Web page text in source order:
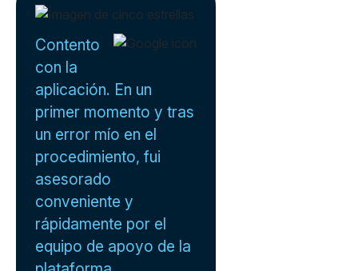
Contento
con la
aplicación. En un
primer momento y tras
un error mío en el
procedimiento, fui
asesorado
conveniente y
rápidamente por el
equipo de apoyo de la